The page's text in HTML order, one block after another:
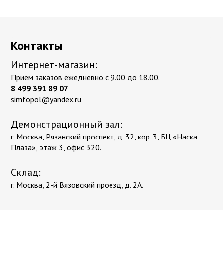
Контакты
Интернет-магазин:
Приём заказов ежедневно с 9.00 до 18.00.
8 499 391 89 07
simfopol@yandex.ru
Демонстрационный зал:
г. Москва, Рязанский проспект, д. 32, кор. 3, БЦ «Наска
Плаза», этаж 3, офис 320.
Склад:
г. Москва, 2-й Вязовский проезд, д. 2А.